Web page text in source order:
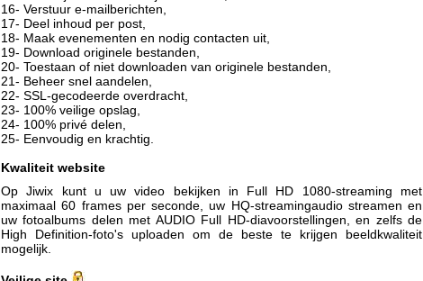
16- Verstuur e-mailberichten,
17- Deel inhoud per post,
18- Maak evenementen en nodig contacten uit,
19- Download originele bestanden,
20- Toestaan of niet downloaden van originele bestanden,
21- Beheer snel aandelen,
22- SSL-gecodeerde overdracht,
23- 100% veilige opslag,
24- 100% privé delen,
25- Eenvoudig en krachtig.
Kwaliteit website
Op Jiwix kunt u uw video bekijken in Full HD 1080-streaming met
maximaal 60 frames per seconde, uw HQ-streamingaudio streamen en
uw fotoalbums delen met AUDIO Full HD-diavoorstellingen, en zelfs de
High Definition-foto's uploaden om de beste te krijgen beeldkwaliteit
mogelijk.